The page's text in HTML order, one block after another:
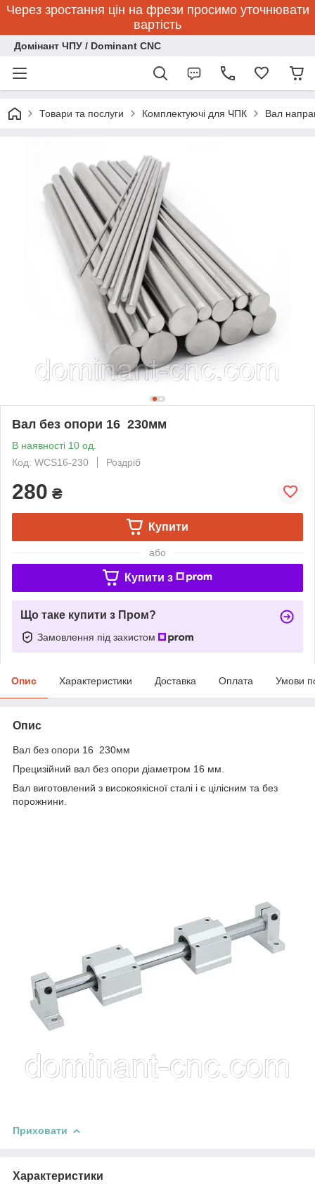
Через зростання цін на фрези просимо уточнювати
вартість
Домінант ЧПУ / Dominant CNC
Товари та послуги Комплектуючі для ЧПК Вал
Вал без опори 16 230мм
В наявності 10 од.
Код: WCS16-230
Роздріб
280 ₴
Купити
або
Купити з
Що таке купити з Пром?
Замовлення під захистом
Опис Характеристики Доставка Оплата Умови
Опис
Вал без опори 16 230мм
Прецизійний вал без опори діаметром 16 мм.
Вал виготовлений з високоякісної сталі і є цілісним та без
порожнини.
Приховати
Характеристики